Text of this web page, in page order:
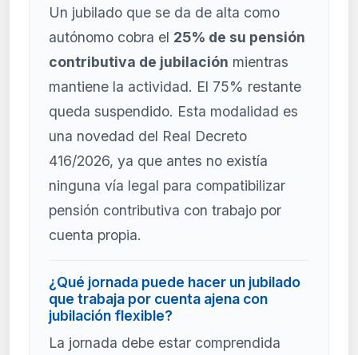
Un jubilado que se da de alta como
autónomo cobra el 25% de su pensión
contributiva de jubilación mientras
mantiene la actividad. El 75% restante
queda suspendido. Esta modalidad es
una novedad del Real Decreto
416/2026, ya que antes no existía
ninguna vía legal para compatibilizar
pensión contributiva con trabajo por
cuenta propia.
¿Qué jornada puede hacer un jubilado
que trabaja por cuenta ajena con
jubilación flexible?
La jornada debe estar comprendida